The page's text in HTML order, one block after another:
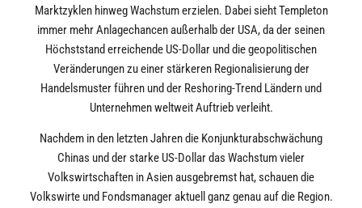
Marktzyklen hinweg Wachstum erzielen. Dabei sieht Templeton
immer mehr Anlagechancen außerhalb der USA, da der seinen
Höchststand erreichende US-Dollar und die geopolitischen
Veränderungen zu einer stärkeren Regionalisierung der
Handelsmuster führen und der Reshoring-Trend Ländern und
Unternehmen weltweit Auftrieb verleiht.
Nachdem in den letzten Jahren die Konjunkturabschwächung
Chinas und der starke US-Dollar das Wachstum vieler
Volkswirtschaften in Asien ausgebremst hat, schauen die
Volkswirte und Fondsmanager aktuell ganz genau auf die Region.